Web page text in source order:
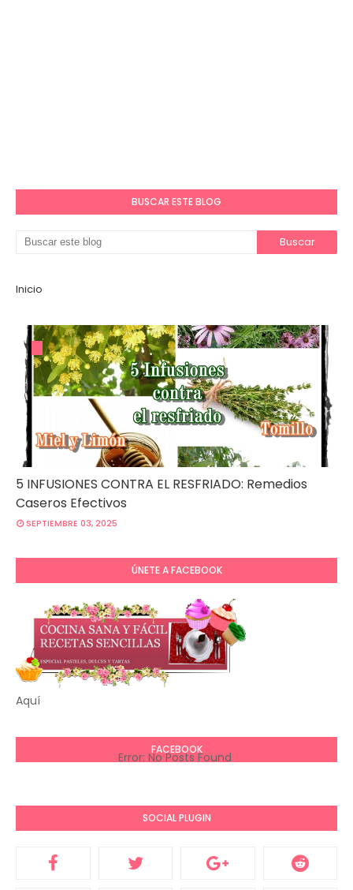
BUSCAR ESTE BLOG
Inicio
5 INFUSIONES CONTRA EL RESFRIADO: Remedios
Caseros Efectivos
SEPTIEMBRE 03, 2025
ÚNETE A FACEBOOK
Aquí
FACEBOOK
Error: No Posts Found
SOCIAL PLUGIN